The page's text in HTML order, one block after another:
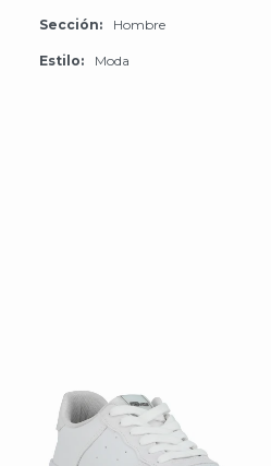
Sección Hombre
Estilo Moda